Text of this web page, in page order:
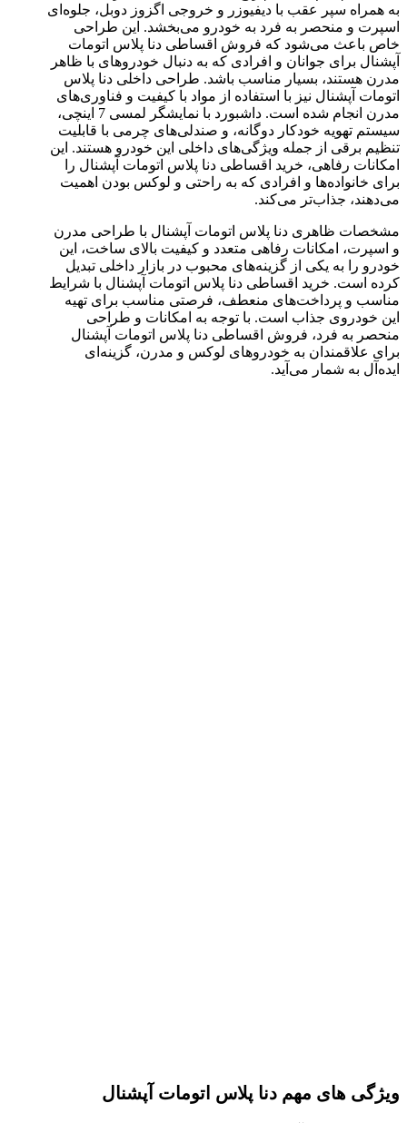
به همراه سپر عقب با دیفیوزر و خروجی اگزوز دوبل، جلوه‌ای
اسپرت و منحصر به فرد به خودرو می‌بخشد. این طراحی
خاص باعث می‌شود که فروش اقساطی دنا پلاس اتومات
آپشنال برای جوانان و افرادی که به دنبال خودروهای با ظاهر
مدرن هستند، بسیار مناسب باشد. طراحی داخلی دنا پلاس
اتومات آپشنال نیز با استفاده از مواد با کیفیت و فناوری‌های
مدرن انجام شده است. داشبورد با نمایشگر لمسی 7 اینچی،
سیستم تهویه خودکار دوگانه، و صندلی‌های چرمی با قابلیت
تنظیم برقی از جمله ویژگی‌های داخلی این خودرو هستند. این
امکانات رفاهی، خرید اقساطی دنا پلاس اتومات آپشنال را
برای خانواده‌ها و افرادی که به راحتی و لوکس بودن اهمیت
می‌دهند، جذاب‌تر می‌کند.
مشخصات ظاهری دنا پلاس اتومات آپشنال با طراحی مدرن
و اسپرت، امکانات رفاهی متعدد و کیفیت بالای ساخت، این
خودرو را به یکی از گزینه‌های محبوب در بازار داخلی تبدیل
کرده است. خرید اقساطی دنا پلاس اتومات آپشنال با شرایط
مناسب و پرداخت‌های منعطف، فرصتی مناسب برای تهیه
این خودروی جذاب است. با توجه به امکانات و طراحی
منحصر به فرد، فروش اقساطی دنا پلاس اتومات آپشنال
برای علاقمندان به خودروهای لوکس و مدرن، گزینه‌ای
ایده‌آل به شمار می‌آید.
ویژگی های مهم دنا پلاس اتومات آپشنال